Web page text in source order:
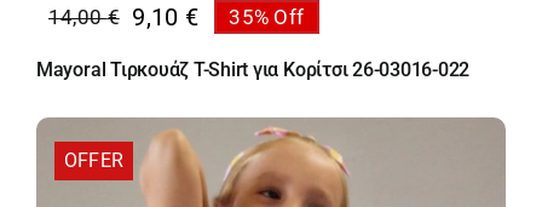
14,00€
Original
price
was:
14,00 €.
9,10 €
Η
τρέχουσα
τιμή
είναι:
9,10 €.
35% Off
Mayoral Τιρκουάζ T-Shirt για Κορίτσι 26-03016-022
OFFER